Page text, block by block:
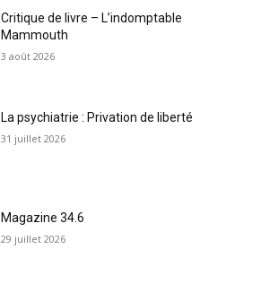
Critique de livre – L’indomptable
Mammouth
3 août 2026
La psychiatrie : Privation de liberté
31 juillet 2026
Magazine 34.6
29 juillet 2026